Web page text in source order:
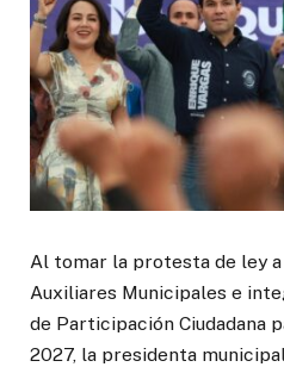
Al tomar la protesta de ley
Auxiliares Municipales e
de Participación Ciudadana
2027, la presidenta